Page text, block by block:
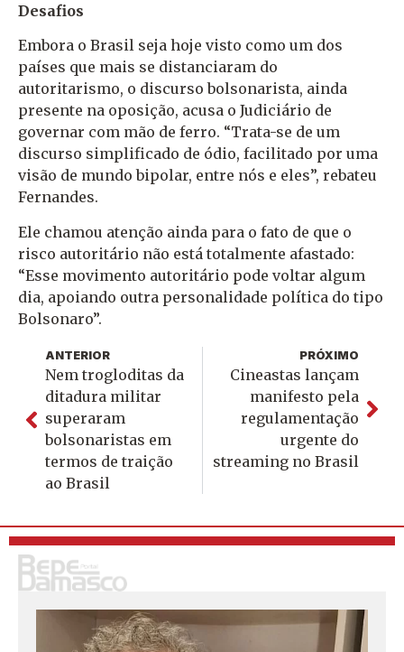
Desafios
Embora o Brasil seja hoje visto como um dos
países que mais se distanciaram do
autoritarismo, o discurso bolsonarista, ainda
presente na oposição, acusa o Judiciário de
governar com mão de ferro. “Trata-se de um
discurso simplificado de ódio, facilitado por uma
visão de mundo bipolar, entre nós e eles”, rebateu
Fernandes.
Ele chamou atenção ainda para o fato de que o
risco autoritário não está totalmente afastado:
“Esse movimento autoritário pode voltar algum
dia, apoiando outra personalidade política do tipo
Bolsonaro”.
ANTERIOR
Nem trogloditas da
ditadura militar
superaram
bolsonaristas em
termos de traição
ao Brasil
PRÓXIMO
Cineastas lançam
manifesto pela
regulamentação
urgente do
streaming no Brasil